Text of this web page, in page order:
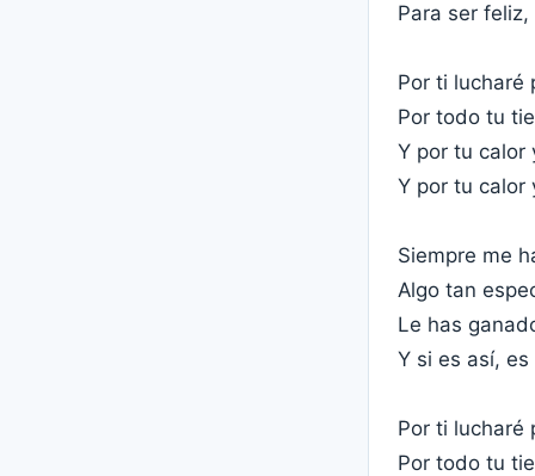
Para ser
Por ti lucharé
Por todo tu
Y por tu calor
Y por tu calor
Siempre me
Algo tan
Le has
Y si es así, es
Por ti lucharé
Por todo tu